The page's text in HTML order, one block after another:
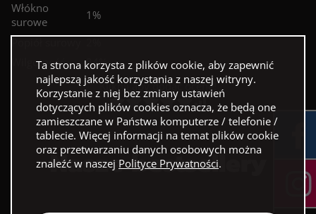
Włókno
surowe
1%
Wilgotność
24%
Kliknij aby dodać ocenę!
Nasze bestsellery
Ta strona korzysta z plików cookie, aby zapewnić
najlepszą jakość korzystania z naszej witryny.
Korzystanie z niej bez zmiany ustawień
dotyczących plików cookies oznacza, że będą one
zamieszczane w Państwa komputerze / telefonie /
tablecie. Więcej informacji na temat plików cookie
oraz przetwarzaniu danych osobowych można
znaleźć w naszej Polityce Prywatności.